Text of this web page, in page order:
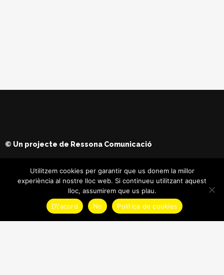
© Un projecte de Ressona Comunicació
Utilitzem cookies per garantir que us donem la millor
experiència al nostre lloc web. Si continueu utilitzant aquest
lloc, assumirem que us plau.
D\'acord
No Política de cookies